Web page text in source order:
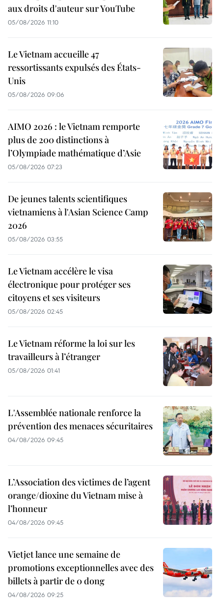
aux droits d'auteur sur YouTube
05/08/2026 11:10
Le Vietnam accueille 47
ressortissants expulsés des États-
Unis
05/08/2026 09:06
AIMO 2026 : le Vietnam remporte
plus de 200 distinctions à
l’Olympiade mathématique d’Asie
05/08/2026 07:23
De jeunes talents scientifiques
vietnamiens à l'Asian Science Camp
2026
05/08/2026 03:55
Le Vietnam accélère le visa
électronique pour protéger ses
citoyens et ses visiteurs
05/08/2026 02:45
Le Vietnam réforme la loi sur les
travailleurs à l’étranger
05/08/2026 01:41
L'Assemblée nationale renforce la
prévention des menaces sécuritaires
04/08/2026 09:45
L’Association des victimes de l’agent
orange/dioxine du Vietnam mise à
l’honneur
04/08/2026 09:45
Vietjet lance une semaine de
promotions exceptionnelles avec des
billets à partir de 0 dong
04/08/2026 09:25